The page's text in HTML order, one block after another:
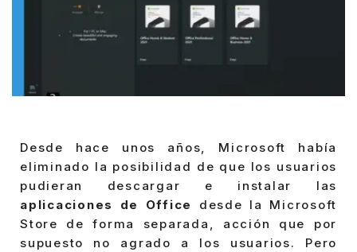
Desde hace unos años, Microsoft había
eliminado la posibilidad de que los usuarios
pudieran descargar e instalar las
aplicaciones de Office
desde la Microsoft
Store de forma separada, acción que por
supuesto no agrado a los usuarios. Pero